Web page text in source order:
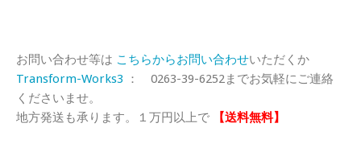
お問い合わせ等は こちらからお問い合わせいただくか
Transform-Works3 ： 0263-39-6252までお気軽にご連絡
くださいませ。
地方発送も承ります。１万円以上で
【送料無料】